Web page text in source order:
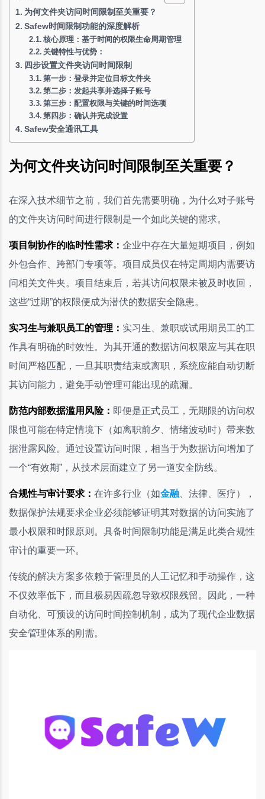
为何文件夹访问时间限制至关重要？
Safew时间限制功能的深度解析
核心原理：基于时间的权限生命周期管理
关键特性与优势：
四步设置文件夹访问时间限制
第一步：登录并定位目标文件夹
第二步：发起共享并选择子账号
第三步：配置权限与关键的时间选项
第四步：确认并完成设置
Safew安全通讯工具
为何文件夹访问时间限制至关重要？
在深入技术细节之前，我们首先需要明确，为什么对子账号
的文件夹访问时间进行限制是一个如此关键的需求。
项目制协作的临时性需求： 企业中存在大量短期项目，例如
外包合作、跨部门专项等。项目成员仅在特定周期内需要访
问相关文件夹。项目结束后，若其访问权限未被及时收回，
这些“过期”的权限便成为潜伏的数据安全隐患。
实习生与兼职员工的管理： 实习生、兼职或试用期员工的工
作具有明确的时效性。为其开通的数据访问权限应与其在职
时间严格匹配，一旦其职责结束或离职，系统应能自动切断
其访问能力，避免手动管理可能出现的疏漏。
防范内部数据滥用风险： 即便是正式员工，无期限的访问权
限也可能在特定情境下（如离职前夕、情绪波动时）带来数
据泄露风险。通过设置访问时限，相当于为数据访问增加了
一个“有效期”，从技术层面建立了另一道安全防线。
合规性与审计要求： 在许多行业（如金融 、法律、医疗），
数据保护法规要求企业必须能够证明其对数据的访问实施了
最小权限和时限原则。具备时间限制功能是满足此类合规性
审计的重要一环。
传统的解决方案多依赖于管理员的人工记忆和手动操作，这
不仅效率低下，而且极易因疏忽导致权限残留。因此，一种
自动化、可预设的访问时间控制机制，成为了现代企业数据
安全管理体系的刚需。